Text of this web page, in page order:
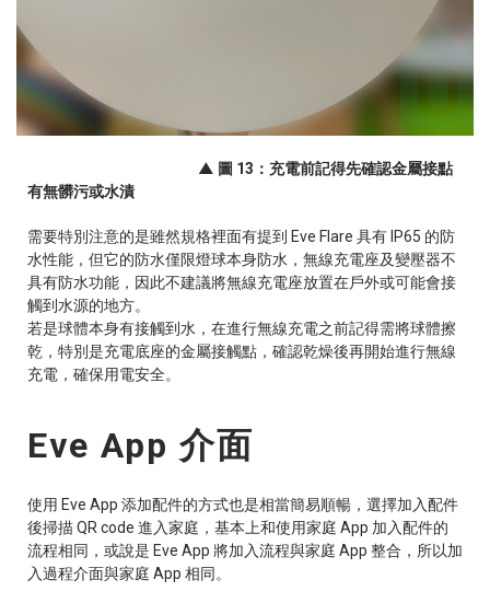
▲ 圖 13：充電前記得先確認金屬接點
有無髒污或水漬
需要特別注意的是雖然規格裡面有提到 Eve Flare 具有 IP65 的防
水性能，但它的防水僅限燈球本身防水，無線充電座及變壓器不
具有防水功能，因此不建議將無線充電座放置在戶外或可能會接
觸到水源的地方。
若是球體本身有接觸到水，在進行無線充電之前記得需將球體擦
乾，特別是充電底座的金屬接觸點，確認乾燥後再開始進行無線
充電，確保用電安全。
Eve App 介面
使用 Eve App 添加配件的方式也是相當簡易順暢，選擇加入配件
後掃描 QR code 進入家庭，基本上和使用家庭 App 加入配件的
流程相同，或說是 Eve App 將加入流程與家庭 App 整合，所以加
入過程介面與家庭 App 相同。